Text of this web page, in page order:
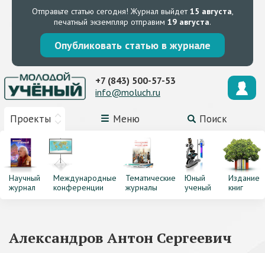
Отправьте статью сегодня! Журнал выйдет15 августа,
печатный экземпляр отправим 19 августа.
Опубликовать статью в журнале
Проекты Меню Поиск
+7 (843) 500-57-53
info@moluch.ru
Научный
журнал
Международные
конференции
Тематические
журналы
Юный
ученый
Издание
книг
Александров Антон Сергеевич